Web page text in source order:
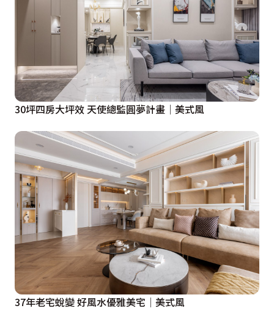
30坪四房大坪效 天使總監圓夢計畫│美式風
37年老宅蛻變 好風水優雅美宅│美式風